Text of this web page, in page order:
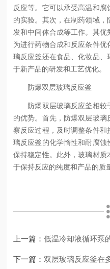
反应等。它可以承受高温和
的实验。其次，在制药领域
发和中间体合成等工作。其
为进行药物合成和反应条件
璃反应釜还在食品、化妆品、
于新产品的研发和工艺优化。
防爆双层玻璃反应釜
防爆双层玻璃反应釜相较
的优势。首先，防爆双层玻
察反应过程，及时调整条件
璃反应釜的化学惰性和耐腐
保持稳定性。此外，玻璃材质
于保持反应的纯度和产品的质
上一篇：低温冷却液循环泵
下一篇： 双层玻璃反应釜在